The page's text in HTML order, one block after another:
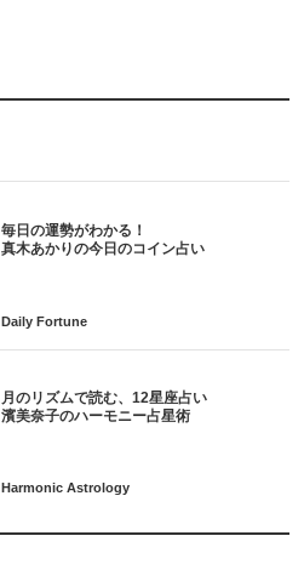
毎日の運勢がわかる！
月のリズムで読む、12星座占い